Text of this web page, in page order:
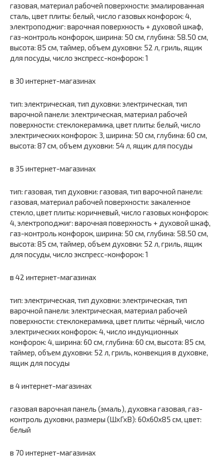
газовая, материал рабочей поверхности: эмалированная
сталь, цвет плиты: белый, число газовых конфорок: 4,
электроподжиг: варочная поверхность + духовой шкаф,
газ-контроль конфорок, ширина: 50 см, глубина: 58.50 см,
высота: 85 см, таймер, объем духовки: 52 л, гриль, ящик
для посуды, число экспресс-конфорок: 1
в 30 интернет-магазинах
тип: электрическая, тип духовки: электрическая, тип
варочной панели: электрическая, материал рабочей
поверхности: стеклокерамика, цвет плиты: белый, число
электрических конфорок: 3, ширина: 50 см, глубина: 60 см,
высота: 87 см, объем духовки: 54 л, ящик для посуды
в 35 интернет-магазинах
тип: газовая, тип духовки: газовая, тип варочной панели:
газовая, материал рабочей поверхности: закаленное
стекло, цвет плиты: коричневый, число газовых конфорок:
4, электроподжиг: варочная поверхность + духовой шкаф,
газ-контроль конфорок, ширина: 50 см, глубина: 58.50 см,
высота: 85 см, таймер, объем духовки: 52 л, гриль, ящик
для посуды, число экспресс-конфорок: 1
в 42 интернет-магазинах
тип: электрическая, тип духовки: электрическая, тип
варочной панели: электрическая, материал рабочей
поверхности: стеклокерамика, цвет плиты: чёрный, число
электрических конфорок: 4, число индукционных
конфорок: 4, ширина: 60 см, глубина: 60 см, высота: 85 см,
таймер, объем духовки: 52 л, гриль, конвекция в духовке,
ящик для посуды
в 4 интернет-магазинах
газовая варочная панель (эмаль), духовка газовая, газ-
контроль духовки, размеры (ШхГхВ): 60x60x85 см, цвет:
белый
в 70 интернет-магазинах